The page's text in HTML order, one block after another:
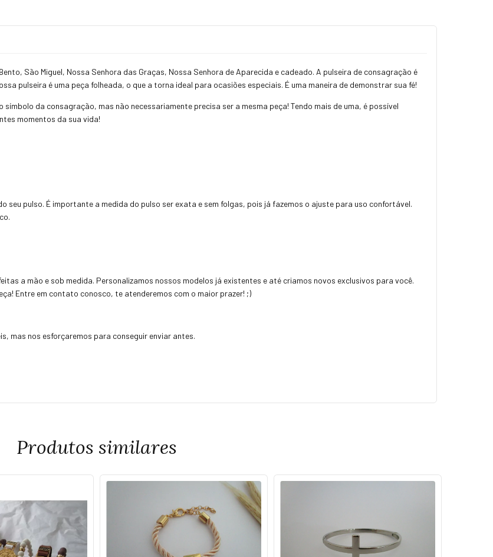
São Miguel, Nossa Senhora das Graças, Nossa Senhora de Aparecida e cadeado. A pulseira de consagração é
pulseira é uma peça folheada, o que a torna ideal para ocasiões especiais. É uma maneira de demonstrar sua fé!
da consagração, mas não necessariamente precisa ser a mesma peça! Tendo mais de uma, é possível
momentos da sua vida!
seu pulso. É importante a medida do pulso ser exata e sem folgas, pois já fazemos o ajuste para uso confortável.
a mão e sob medida. Personalizamos nossos modelos já existentes e até criamos novos exclusivos para você.
Entre em contato conosco, te atenderemos com o maior prazer! ;)
mas nos esforçaremos para conseguir enviar antes.
Produtos similares